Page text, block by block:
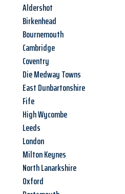
Aldershot
Birkenhead
Bournemouth
Cambridge
Coventry
Die Medway Towns
East Dunbartonshire
Fife
High Wycombe
Leeds
London
Milton Keynes
North Lanarkshire
Oxford